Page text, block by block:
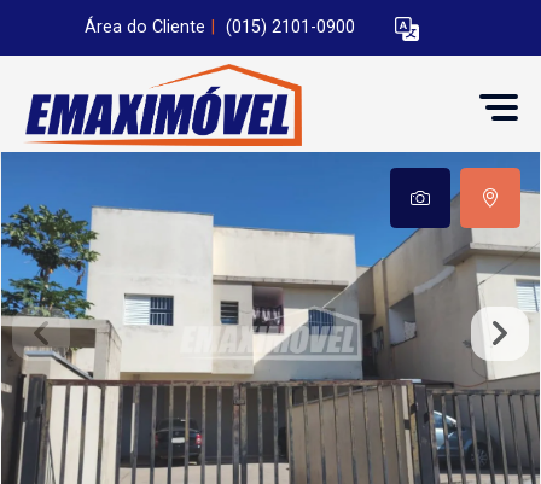
Área do Cliente (015) 2101-0900